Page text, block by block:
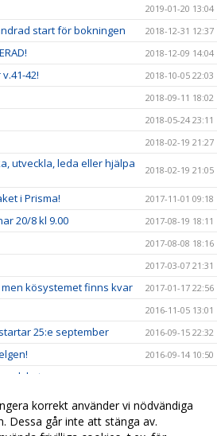
2019-01-20 13:04
start för bokningen 2018-12-31 12:37
2018-12-09 14:04
42! 2018-10-05 22:03
2018-09-11 18:02
2018-05-24 23:11
2018-02-19 21:27
utveckla, leda eller hjälpa
2018-02-19 21:05
i Prisma! 2017-11-01 09:18
20/8 kl 9.00 2017-08-19 18:11
2017-08-08 18:16
2017-03-07 21:31
kösystemet finns kvar 2017-01-17 22:56
2016-11-05 13:01
25:e september 2016-09-15 22:32
2016-09-14 10:50
2016-08-21 14:36
2016-08-21 14:24
korrekt använder vi nödvändiga
Dessa går inte att stänga av.